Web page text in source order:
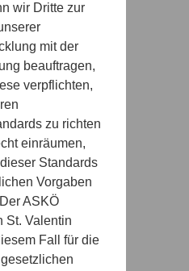
wir Dritte zur
mit der
beauftragen,
verpflichten,
zu richten
einräumen,
Standards
Vorgaben
ASKÖ
St. Valentin
Fall für die